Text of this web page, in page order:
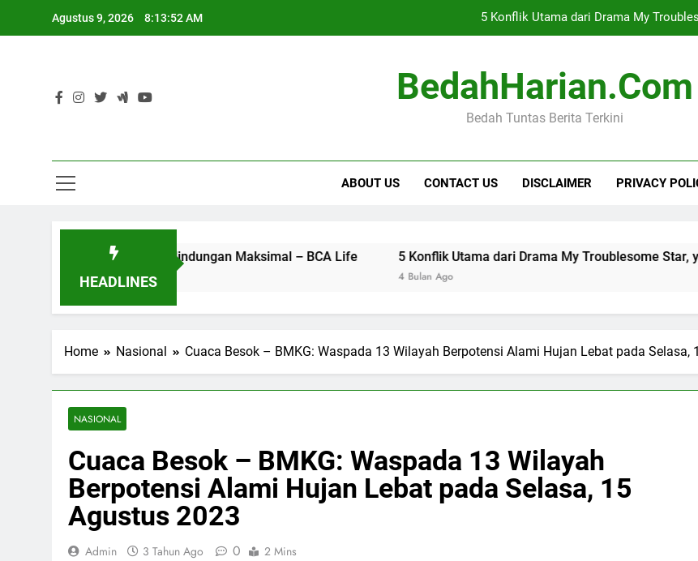
Agustus 9, 2026 8:13:53 AM 5 Konflik Utama dari Drama My
Cara Mendapatkan Premi Murah
5 Konflik Utama dari Drama My
BedahHarian.com
Bedah Tuntas Berita Terkini
ABOUT US CONTACT US DISCLAIMER PRIVACY
HEADLINES
Manfaat Perlindungan Maksimal – BCA Life 5 Konflik Utama dari Drama My Troublesome Star, yang
Home Nasional Cuaca Besok – BMKG: Waspada 13 Wilayah Berpotensi Alami Hujan Lebat pada Selasa,
NASIONAL
Cuaca Besok – BMKG: Waspada 13 Wilayah
Berpotensi Alami Hujan Lebat pada Selasa, 15
Agustus 2023
Admin 3 Tahun Ago 0 2 Mins